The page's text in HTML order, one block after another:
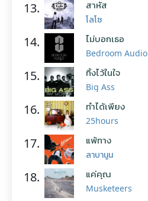
13. สาหัส
โลโซ
14. ไม่บอกเธอ
Bedroom Audio
15. ทิ้งไว้ในใจ
Big Ass
16. ทำได้เพียง
25hours
17. แพ้ทาง
ลาบานูน
18. แค่คุณ
Musketeers